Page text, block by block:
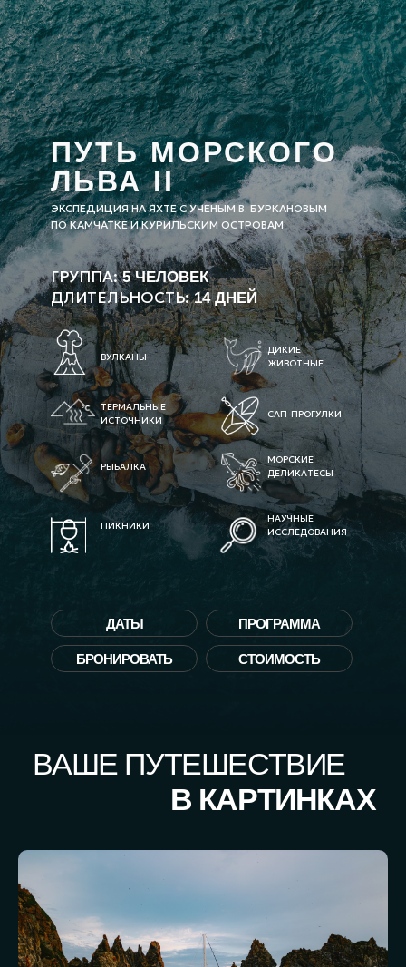
ПУТЬ МОРСКОГО
ЛЬВА II
ПРОГРАММА
СТОИМОСТЬ
ДАТЫ
БРОНИРОВАТЬ
МОРСКИЕ
ДЕЛИКАТЕСЫ
ВУЛКАНЫ
РЫБАЛКА
ТЕРМАЛЬНЫЕ
ИСТОЧНИКИ
ДИКИЕ
ЖИВОТНЫЕ
ПИКНИКИ
НАУЧНЫЕ
ИССЛЕДОВАНИЯ
САП-ПРОГУЛКИ
ГРУППА:5 ЧЕЛОВЕК
ДЛИТЕЛЬНОСТЬ:14 ДНЕЙ
ЭКСПЕДИЦИЯ НА ЯХТЕ С УЧЕНЫМ В. БУРКАНОВЫМ
ПО КАМЧАТКЕ И КУРИЛЬСКИМ ОСТРОВАМ
ВАШЕ ПУТЕШЕСТВИЕ